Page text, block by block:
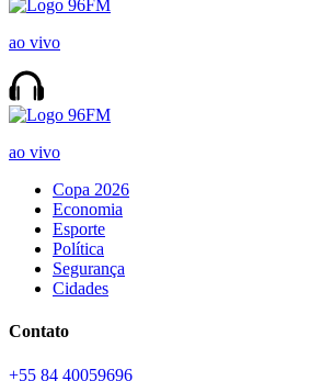
ao vivo
ao vivo
Copa 2026
Economia
Esporte
Política
Segurança
Cidades
Contato
+55 84 40059696